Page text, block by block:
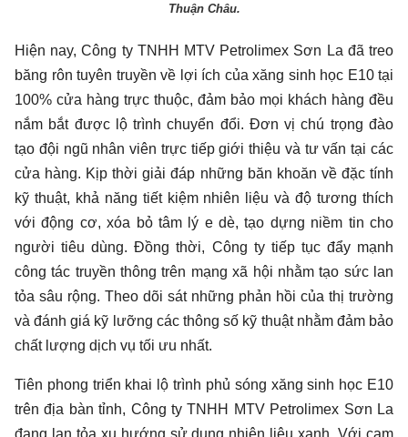
Thuận Châu.
Hiện nay, Công ty TNHH MTV Petrolimex Sơn La đã treo
băng rôn tuyên truyền về lợi ích của xăng sinh học E10 tại
100% cửa hàng trực thuộc, đảm bảo mọi khách hàng đều
nắm bắt được lộ trình chuyển đổi. Đơn vị chú trọng đào
tạo đội ngũ nhân viên trực tiếp giới thiệu và tư vấn tại các
cửa hàng. Kịp thời giải đáp những băn khoăn về đặc tính
kỹ thuật, khả năng tiết kiệm nhiên liệu và độ tương thích
với động cơ, xóa bỏ tâm lý e dè, tạo dựng niềm tin cho
người tiêu dùng. Đồng thời, Công ty tiếp tục đẩy mạnh
công tác truyền thông trên mạng xã hội nhằm tạo sức lan
tỏa sâu rộng. Theo dõi sát những phản hồi của thị trường
và đánh giá kỹ lưỡng các thông số kỹ thuật nhằm đảm bảo
chất lượng dịch vụ tối ưu nhất.
Tiên phong triển khai lộ trình phủ sóng xăng sinh học E10
trên địa bàn tỉnh, Công ty TNHH MTV Petrolimex Sơn La
đang lan tỏa xu hướng sử dụng nhiên liệu xanh. Với cam